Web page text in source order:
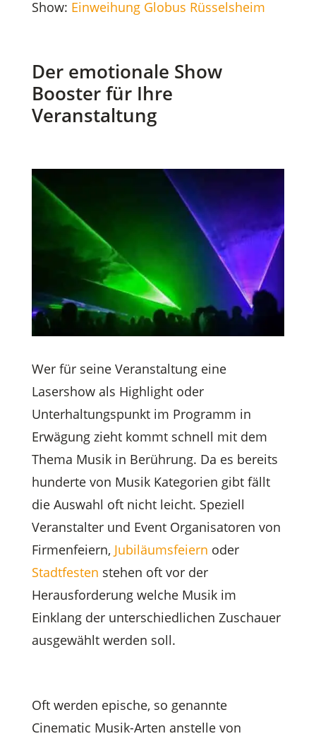
Show: Einweihung Globus Rüsselsheim
Der emotionale Show
Booster für Ihre
Veranstaltung
Wer für seine Veranstaltung eine
Lasershow als Highlight oder
Unterhaltungspunkt im Programm in
Erwägung zieht kommt schnell mit dem
Thema Musik in Berührung. Da es bereits
hunderte von Musik Kategorien gibt fällt
die Auswahl oft nicht leicht. Speziell
Veranstalter und Event Organisatoren von
Firmenfeiern, Jubiläumsfeiern oder
Stadtfesten stehen oft vor der
Herausforderung welche Musik im
Einklang der unterschiedlichen Zuschauer
ausgewählt werden soll.
Oft werden epische, so genannte
Cinematic Musik-Arten anstelle von